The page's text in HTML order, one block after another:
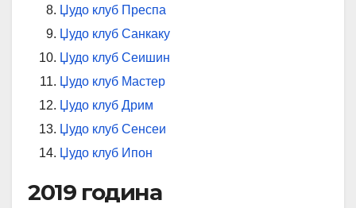
Џудо клуб Преспа
Џудо клуб Санкаку
Џудо клуб Сеишин
Џудо клуб Мастер
Џудо клуб Дрим
Џудо клуб Сенсеи
Џудо клуб Ипон
2019 година